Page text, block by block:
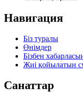
Навигация
Біз туралы
Өнімдер
Бізбен
Жиі қойылатын
Санаттар